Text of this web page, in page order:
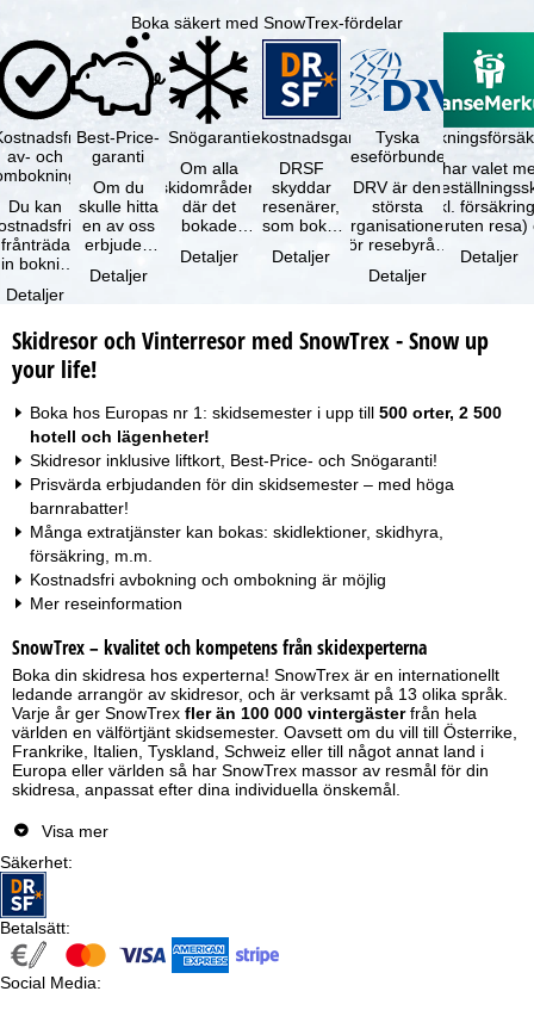
Boka säkert med SnowTrex-fördelar
av- och
Du kan
frånträda
bokning
efter
Detaljer
Best-Price-
garanti
Om du
skulle hitta
en av oss
erbjuden
samma
…
Detaljer
Snögaranti
Om alla
skidområden
där det
bokade
gäller –
Detaljer
Resekostnadsgaranti
DRSF
skyddar
resenärer,
som bokat
paketresa
hos en …
Detaljer
Tyska
reseförbundet
DRV är den
största
organisationen
för resebyråer
researrangörer
Detaljer
Du har valet
(inkl.
avbruten resa)
Detaljer
Skidresor och Vinterresor med SnowTrex - Snow up
your life!
Boka hos Europas nr 1: skidsemester i upp till 500 orter, 2 500
hotell och lägenheter!
Skidresor inklusive liftkort, Best-Price- och Snögaranti!
Prisvärda erbjudanden för din skidsemester – med höga
barnrabatter!
Många extratjänster kan bokas: skidlektioner, skidhyra,
försäkring, m.m.
Kostnadsfri avbokning och ombokning är möjlig
Mer reseinformation
SnowTrex – kvalitet och kompetens från skidexperterna
Boka din skidresa hos experterna! SnowTrex är en internationellt
ledande arrangör av skidresor, och är verksamt på 13 olika språk.
Varje år ger SnowTrex fler än 100 000 vintergästerfrån hela
världen en välförtjänt skidsemester. Oavsett om du vill till Österrike,
Frankrike, Italien, Tyskland, Schweiz eller till något annat land i
Europa eller världen så har SnowTrex massor av resmål för din
skidresa, anpassat efter dina individuella önskemål.
Skidsemester med SnowTrex – ett gigantiskt utbud av erbjudanden
för din skidresa!
För att du ska få uppleva en perfekt semester i snön erbjuder
SnowTrex totalt 500 skidorter och 2 500 boenden i Alpernas alla
skidområden, och även i skidområden utanför Alperna. För de
flesta erbjudanden rör det sig om
detta i oerhört prisvärda paket! SnowTrex-erbjudandena har något
för alla önskemål, oavsett om du planerar att resa med familjen,
Visa mer
Säkerhet:
Betalsätt:
Social Media: